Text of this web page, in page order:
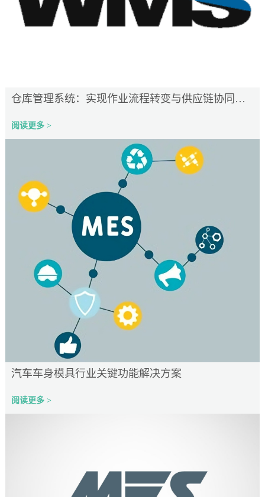
仓库管理系统：实现作业流程转变与供应链协同能力提升
阅读更多 >
汽车车身模具行业关键功能解决方案
阅读更多 >